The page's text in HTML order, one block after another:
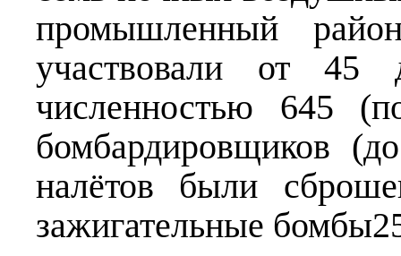
промышленный
участвовали от 45
численностью 645
бомбардировщиков
налётов были
зажигательные